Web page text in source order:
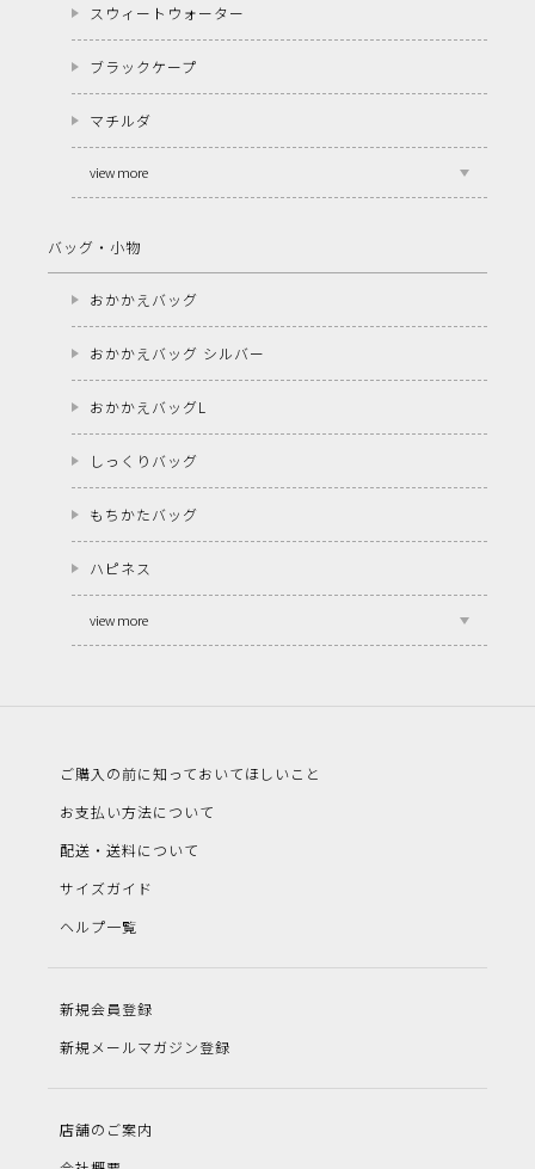
スウィートウォーター
ブラックケープ
マチルダ
view more
バッグ・小物
おかかえバッグ
おかかえバッグ シルバー
おかかえバッグL
しっくりバッグ
もちかたバッグ
ハピネス
view more
ご購入の前に知っておいてほしいこと
お支払い方法について
配送・送料について
サイズガイド
ヘルプ一覧
新規会員登録
新規メールマガジン登録
店舗のご案内